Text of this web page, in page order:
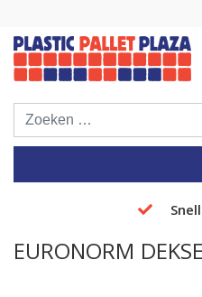
Plastic Pallet Plaza
Plastic Pallets Plaza, de nummer
Europa!
EURONORM